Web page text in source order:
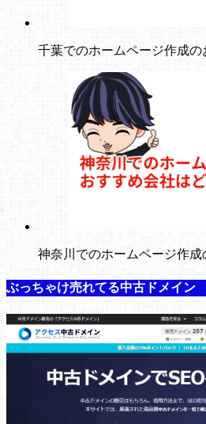
千葉でのホームページ作成の
神奈川でのホームページ作成
ぶっちゃけ売れてる中古ドメイン